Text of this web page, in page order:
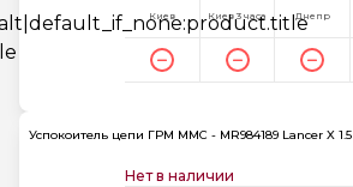
Киев Киев 3 часа Днепр
Успокоитель цепи ГРМ MMC - MR984189 Lancer X 1.5
Нет в наличии